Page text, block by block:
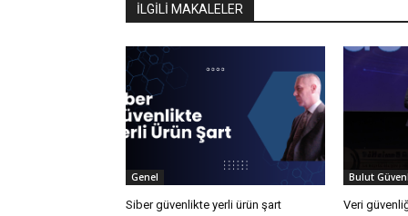
İLGİLİ MAKALELER
Genel
Siber güvenlikte yerli ürün şart
Bulut
Veri